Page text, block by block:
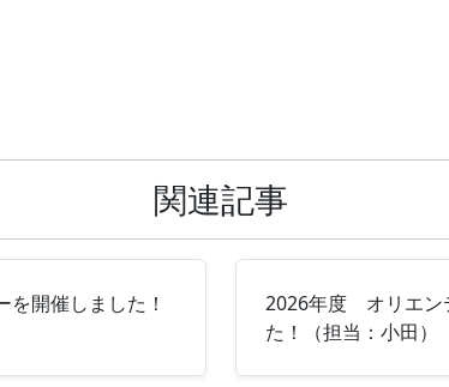
関連記事
開催しました！
2026年度 オリエン
た！（担当：小田）